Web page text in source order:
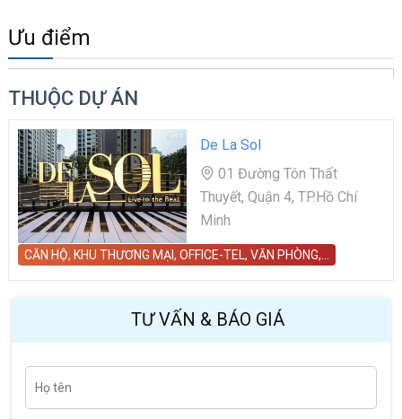
Ưu điểm
THUỘC DỰ ÁN
De La Sol
01 Đường Tôn Thất
Thuyết, Quận 4, TP.Hồ Chí
Minh
CĂN HỘ, KHU THƯƠNG MẠI, OFFICE-TEL, VĂN PHÒNG,…
TƯ VẤN & BÁO GIÁ
H